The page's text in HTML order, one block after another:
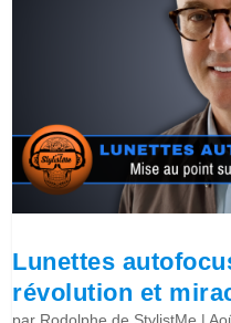
Lunettes
révolution et